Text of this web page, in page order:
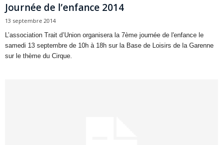
Journée de l’enfance 2014
13 septembre 2014
L’association Trait d’Union organisera la 7ème journée de l'enfance le
samedi 13 septembre de 10h à 18h sur la Base de Loisirs de la Garenne
sur le thème du Cirque.